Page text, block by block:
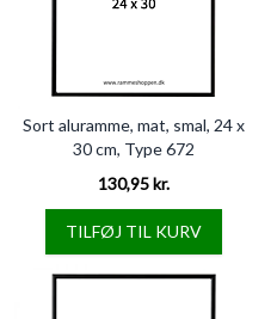
Sort aluramme, mat, smal, 24 x
30 cm, Type 672
130,95 kr.
TILFØJ TIL KURV